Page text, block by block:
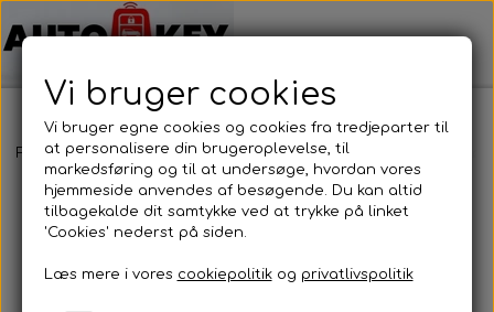
Forside Bilnøgler Volkswagen Nøglehus
Vi bruger cookies
Vi bruger egne cookies og cookies fra tredjeparter til
at personalisere din brugeroplevelse, til
markedsføring og til at undersøge, hvordan vores
hjemmeside anvendes af besøgende. Du kan altid
tilbagekalde dit samtykke ved at trykke på linket
'Cookies' nederst på siden.
Læs mere i vores cookiepolitikog privatlivspolitik